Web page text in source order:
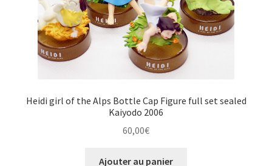
Heidi girl of the Alps Bottle Cap Figure full set sealed
Kaiyodo 2006
60,00€
Ajouter au panier